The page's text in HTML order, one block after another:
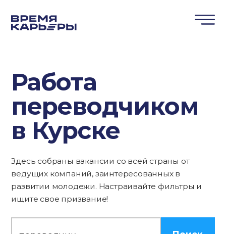
Работа
переводчиком
в Курске
Здесь собраны вакансии со всей страны от
ведущих компаний, заинтересованных в
развитии молодежи. Настраивайте фильтры и
ищите свое призвание!